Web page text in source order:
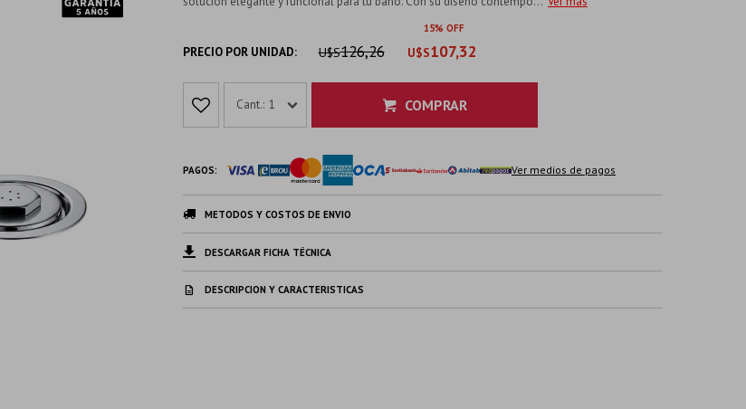
15
PRECIO POR UNIDAD: U$S107,32
U$S126,26
1 COMPRAR
PAGOS: Ver medios de pagos
METODOS Y COSTOS DE ENVIO
DESCARGAR FICHA TÉCNICA
DESCRIPCION Y CARACTERISTICAS